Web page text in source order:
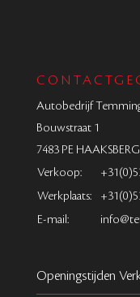
Autobedrijf
Bouwstraat 1
7483 PE
Verkoop:
Werkplaats:
E-mail:
Openingstijden